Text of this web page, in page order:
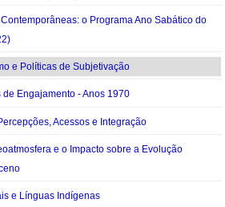
o Programa Ano Sabático do
e Políticas de Subjetivação
Engajamento - Anos 1970
Acessos e Integração
e o Impacto sobre a Evolução
e Línguas Indígenas